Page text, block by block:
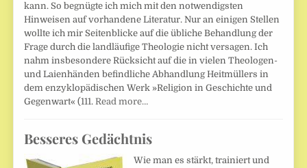
kann. So begnügte ich mich mit den notwendigsten
Hinweisen auf vorhandene Literatur. Nur an einigen Stellen
wollte ich mir Seitenblicke auf die übliche Behand­lung der
Frage durch die landläufige Theologie nicht versagen. Ich
nahm insbe­sondere Rücksicht auf die in vielen Theologen-
und Laienhänden befindliche Abhand­lung Heitmüllers in
dem enzyklopädischen Werk »Religion in Geschichte und
Gegenwart« (111.Read more…
Besseres Gedächtnis
Wie man es stärkt, trainiert und